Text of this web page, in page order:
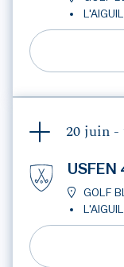
20 juin -
USFEN
GOLF